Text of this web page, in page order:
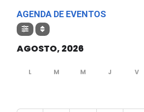
AGENDA DE EVENTOS
AGOSTO, 2026